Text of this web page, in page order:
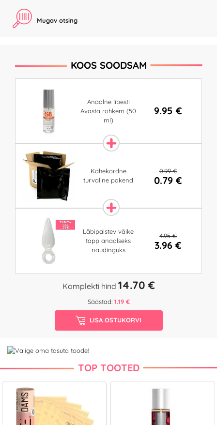
Mugav otsing
KOOS SOODSAM
Anaalne libesti
Avasta rohkem (50
ml)
9.95 €
Kahekordne
turvaline pakend
0.99 €
0.79 €
Läbipaistev väike
tapp anaalseks
naudinguks
4.95 €
3.96 €
Komplekti hind 14.70 €
Säästad: 1.19 €
LISA OSTUKORVI
TOP TOOTED